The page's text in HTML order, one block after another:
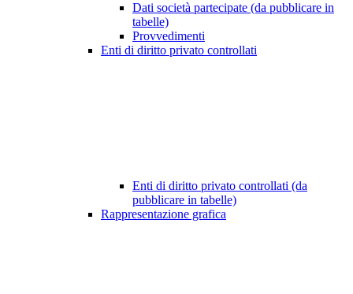
Dati società partecipate (da pubblicare in
tabelle)
Provvedimenti
Enti di diritto privato controllati
Enti di diritto privato controllati (da
pubblicare in tabelle)
Rappresentazione grafica